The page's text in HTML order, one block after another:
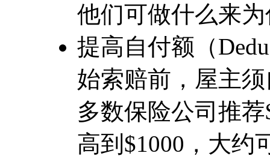
他们可做什么来
提高自付额（
始索赔前，屋主
多数保险公司推
高到$1000，大约